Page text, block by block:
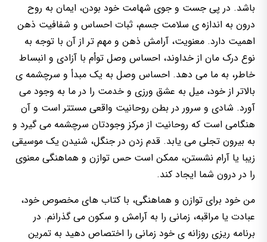
باشد. در پی جست و جوی شهامت خود بودن، ایمان به روح
درون به اندازه ی سلامت جسم، ثبات احساس و شفافیت ذهن
اهمیت دارد. معنویت، آرامش ذهن و مهم تر از آن با توجه به
نوع درک مان از خداوند، احساس وصل توأم با آزادی و انبساط
خاطر، به ما می دهد. احساس وصل به یک مبدأ و سرچشمه ی
بالاتر از خود، میل به عشق ورزی و خدمت را در ما به وجود می
آورد. شادی و سرور در بطن روحانیت واقعی مستتر است و آن
هنگامی است که روحانیت از مرکز وجودتان سرچشمه می گیرد و
به بیرون تجلی می یابد. قدم زدن در جنگل، شنیدن یک موسیقی
زیبا یا آرام نشستن، ممکن است حس توازن و هماهنگی معنوی
را در درون شما ایجاد کند.
من خود برای توازن و هماهنگی، با کتاب های مخصوص خود،
عبادت یا مراقبه، زمانی را به آرامش و سکون می گذرانم. در
برنامه ریزی روزانه ی خود زمانی را اختصاص دهید به تمرین